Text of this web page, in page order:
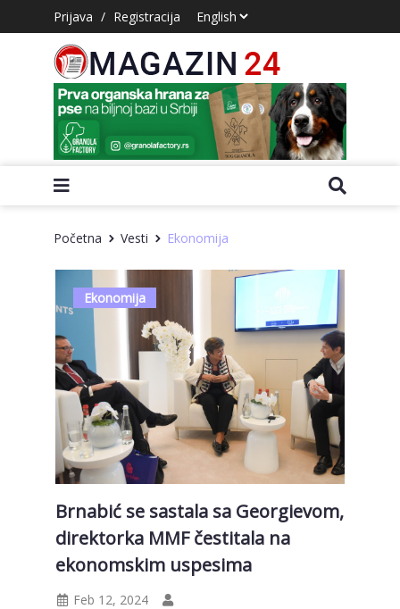
Prijava / Registracija
Početna Vesti Ekonomija
Ekonomija
Brnabić se sastala sa Georgievom,
direktorka MMF čestitala na
ekonomskim uspesima
Feb 12, 2024